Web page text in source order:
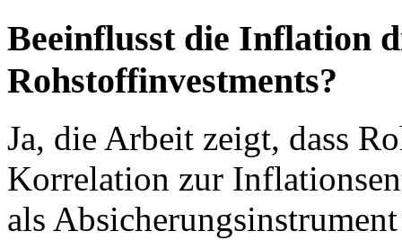
Beeinflusst die Inflation
Rohstoffinvestments?
Ja, die Arbeit zeigt, dass
Korrelation zur
als